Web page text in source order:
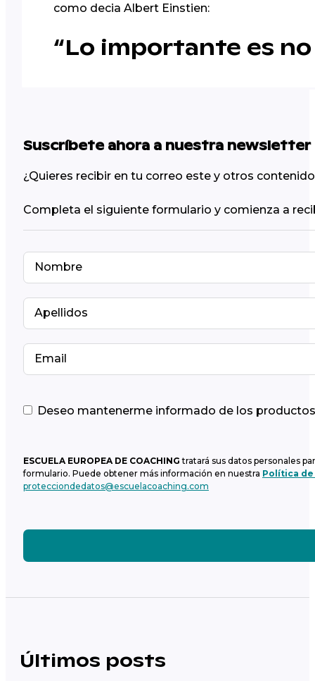
como decia Albert Einstien:
“Lo importante es
Suscríbete ahora a nuestra newsletter
¿Quieres recibir en tu correo este y otros
Completa el siguiente formulario y comienza a
Deseo mantenerme informado de los
ESCUELA EUROPEA DE COACHING tratará sus datos personales
formulario. Puede obtener más información en nuestra Política
protecciondedatos@escuelacoaching.com
Últimos posts